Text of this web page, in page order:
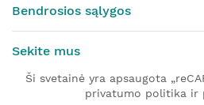
Bendrosios sąlygos
Sekite mus
Ši svetainė yra apsaugota
privatumo politika ir